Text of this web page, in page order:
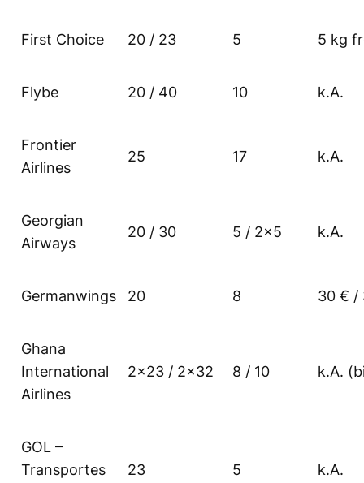
First Choice 20 / 23 5 5 kg
Flybe 20 / 40 10 k.A.
Frontier
Airlines
25 17 k.A.
Georgian
Airways
20 / 30 5 / 2×5 k.A.
Germanwings 20 8 30 € /
Ghana
International
Airlines
2×23 / 2×32 8 / 10 k.A.
GOL –
Transportes
23 5 k.A.